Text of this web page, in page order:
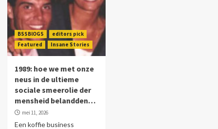
BSSBlOGS
editors pick
Featured
Insane Stories
1989: hoe we met onze
neus in de ultieme
sociale smeerolie der
mensheid belandden…
mei 11, 2026
Een koffie business